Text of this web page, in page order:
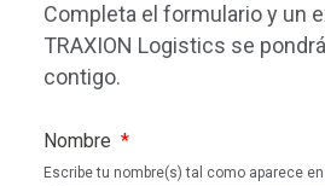
Completa el formulario y un
TRAXION Logistics se
contigo.
Nombre *
Escribe tu nombre(s) tal como aparece